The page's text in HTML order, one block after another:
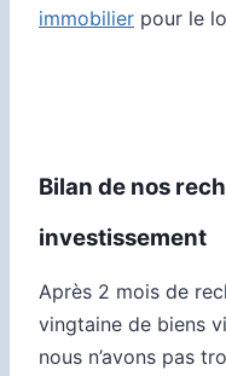
immobilier pour le
Bilan de nos
investissement
Après 2 mois de
vingtaine de biens
nous n’avons pas